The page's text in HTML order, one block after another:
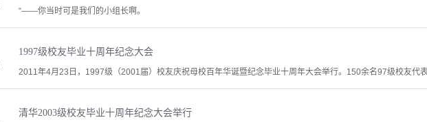
“——你当时可是我们的小组长啊。
1997级校友毕业十周年纪念大会
2011年4月23日，1997级（2001届）校友庆祝母校百年华诞暨纪念毕业十周年大会举行。150余名97级校友代
清华2003级校友毕业十周年纪念大会举行